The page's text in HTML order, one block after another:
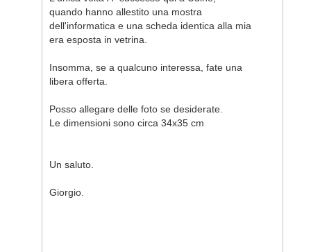
quando hanno allestito una mostra
dell'informatica e una scheda identica alla mia
era esposta in vetrina.
Insomma, se a qualcuno interessa, fate una
libera offerta.
Posso allegare delle foto se desiderate.
Le dimensioni sono circa 34x35 cm
Un saluto.
Giorgio.